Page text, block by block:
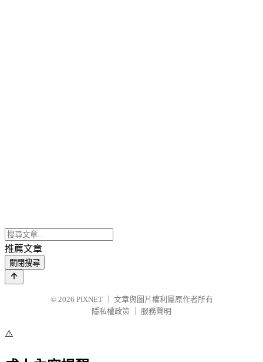
推薦文章
關閉搜尋
© 2026 PIXNET
文章與圖片權利屬原作者所有
隱私權政策
服務聲明
⚠️